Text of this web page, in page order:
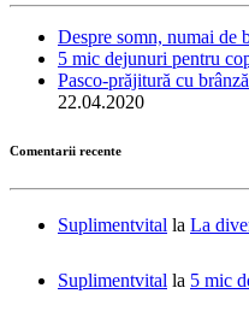
Despre somn, numai de
5 mic dejunuri pentru
Pasco-prăjitură cu
22.04.2020
Comentarii recente
Suplimentvital la La
Suplimentvital la 5 mic